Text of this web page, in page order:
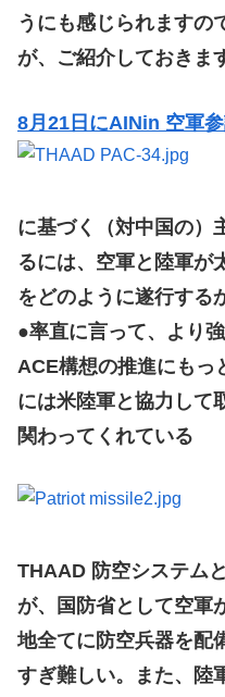
うにも感じられますの
が、ご紹介しておきま
8月21日にAINin 空軍
に基づく（対中国の）
るには、空軍と陸軍が
をどのように遂行する
●率直に言って、より
ACE構想の推進にもっ
には米陸軍と協力して
関わってくれている
THAAD 防空システム
が、国防省として空軍
地全てに防空兵器を配
すぎ難しい。また、陸